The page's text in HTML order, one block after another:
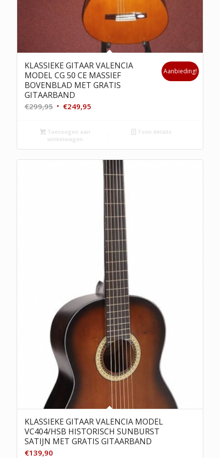
KLASSIEKE GITAAR VALENCIA
MODEL CG 50 CE MASSIEF
BOVENBLAD MET GRATIS
GITAARBAND
€299,95 Oorspronkelijke
was:
€299,95.
€249,95Huidige
Aanbieding!
Toevoegen aan
winkelwagen
Toon details
KLASSIEKE GITAAR VALENCIA MODEL
VC404/HSB HISTORISCH SUNBURST
SATIJN MET GRATIS GITAARBAND
€139,90